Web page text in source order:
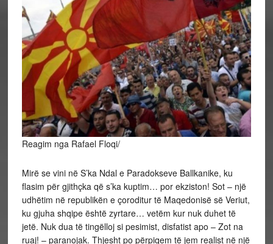
Reagim nga Rafael Floqi/
Mirë se vini në S’ka Ndal e Paradokseve Ballkanike, ku
flasim për gjithçka që s’ka kuptim… por ekziston! Sot – një
udhëtim në republikën e çoroditur të Maqedonisë së Veriut,
ku gjuha shqipe është zyrtare… vetëm kur nuk duhet të
jetë. Nuk dua të tingëlloj si pesimist, disfatist apo – Zot na
ruaj! – paranojak. Thjesht po përpiqem të jem realist në një